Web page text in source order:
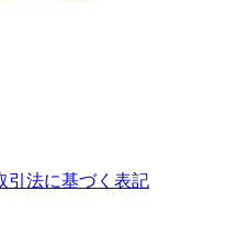
引法に基づく表記